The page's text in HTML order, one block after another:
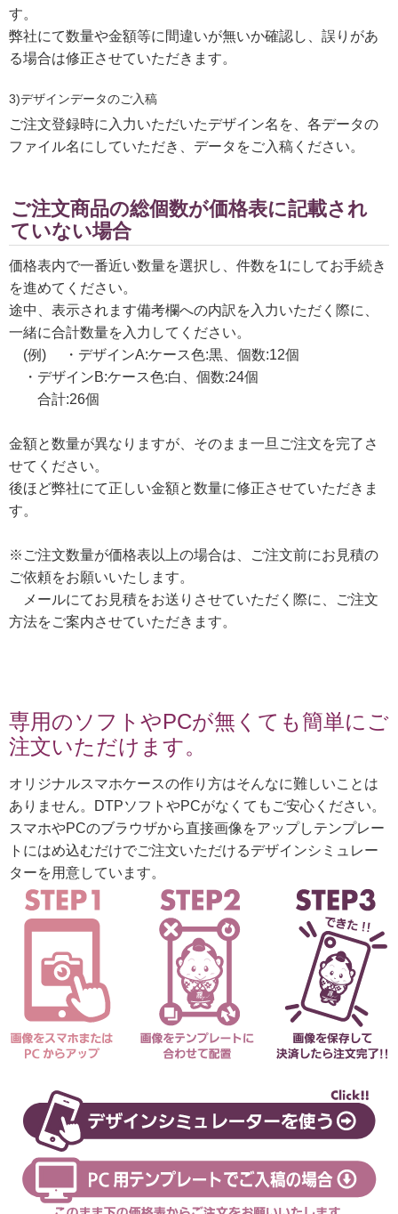
す。
弊社にて数量や金額等に間違いが無いか確認し、誤りがあ
る場合は修正させていただきます。
3)デザインデータのご入稿
ご注文登録時に入力いただいたデザイン名を、各データの
ファイル名にしていただき、データをご入稿ください。
ご注文商品の総個数が価格表に記載され
ていない場合
価格表内で一番近い数量を選択し、件数を1にしてお手続き
を進めてください。
途中、表示されます備考欄への内訳を入力いただく際に、
一緒に合計数量を入力してください。
(例) ・デザインA:ケース色:黒、個数:12個
・デザインB:ケース色:白、個数:24個
合計:26個
金額と数量が異なりますが、そのまま一旦ご注文を完了さ
せてください。
後ほど弊社にて正しい金額と数量に修正させていただきま
す。
※ご注文数量が価格表以上の場合は、ご注文前にお見積の
ご依頼をお願いいたします。
メールにてお見積をお送りさせていただく際に、ご注文
方法をご案内させていただきます。
専用のソフトやPCが無くても簡単にご
注文いただけます。
オリジナルスマホケースの作り方はそんなに難しいことは
ありません。DTPソフトやPCがなくてもご安心ください。
スマホやPCのブラウザから直接画像をアップしテンプレー
トにはめ込むだけでご注文いただけるデザインシミュレー
ターを用意しています。